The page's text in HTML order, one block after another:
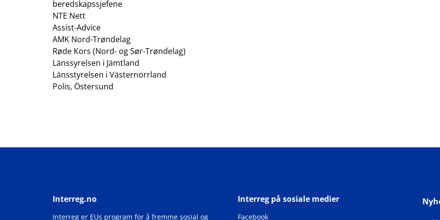
beredskapssjefene
NTE Nett
Assist-Advice
AMK Nord-Trøndelag
Røde Kors (Nord- og Sør-Trøndelag)
Länssyrelsen i Jämtland
Länsstyrelsen i Västernorrland
Polis, Östersund
Interreg.no
Interreg er EUs program for å fremme sosial og
Interreg på sosiale medier
Facebook